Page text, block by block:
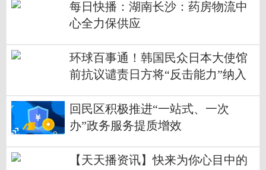
每日快播：湖南长沙：药房物流中
心全力保供应
环球百事通！韩国民众日本大使馆
前抗议谴责日方将“反击能力”纳入
回民区积极推进“一站式、一次
办”政务服务提质增效
【天天播资讯】快来为你心目中的